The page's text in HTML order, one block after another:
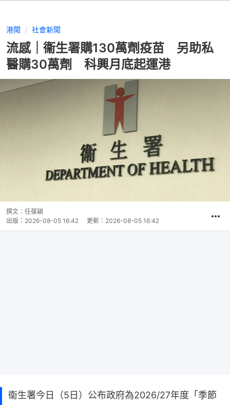
港聞 社會新聞
流感｜衞生署購130萬劑疫苗 另助私
醫購30萬劑 科興月底起運港
撰文： 任葆穎
出版： 2026-08-05 16:42 更新： 2026-08-05 16:42
衞生署今日（5日）公布政府為2026/27年度「季節